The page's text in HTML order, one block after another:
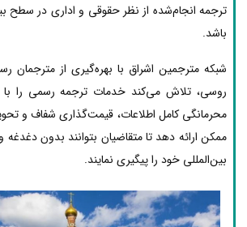
ترجمه انجام‌شده از نظر حقوقی و اداری در سطح
باشد.
شبکه مترجمین اشراق با بهره‌گیری از
روسی، تلاش می‌کند خدمات ترجمه رسمی را با
محرمانگی کامل اطلاعات، قیمت‌گذاری شفاف و
ممکن ارائه دهد تا متقاضیان بتوانند بدون دغدغه و
بین‌المللی خود را پیگیری نمایند.